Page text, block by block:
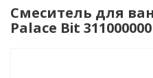
Смеситель для
Palace Bit